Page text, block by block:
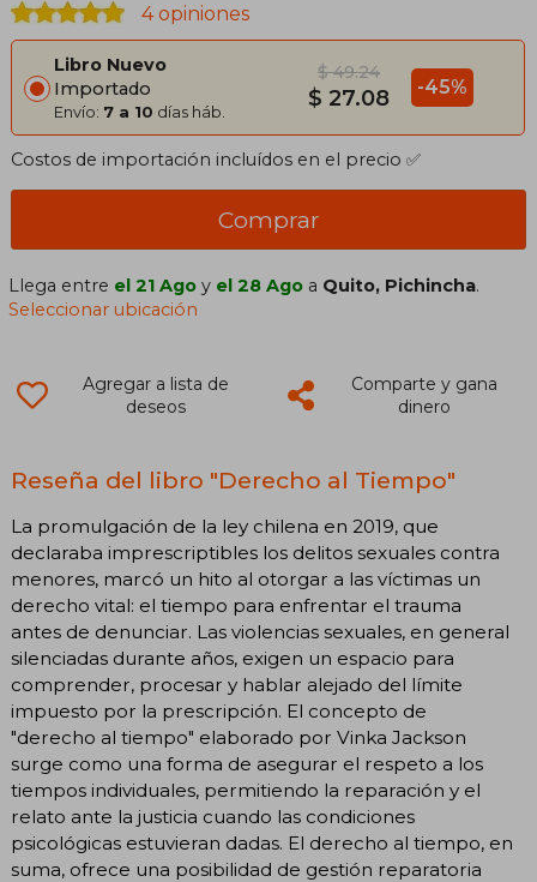
4 opiniones
Libro Nuevo
Importado
Envío: 7 a 10 días háb.
$ 49.24
$ 27.08 -45%
Costos de importación incluídos en el precio ✅
Comprar
Llega entre el 21 Ago y el 28 Ago a Quito, Pichincha.
Seleccionar ubicación
Agregar a lista de
deseos
Comparte y gana
dinero
Reseña del libro "Derecho al Tiempo"
La promulgación de la ley chilena en 2019, que
declaraba imprescriptibles los delitos sexuales contra
menores, marcó un hito al otorgar a las víctimas un
derecho vital: el tiempo para enfrentar el trauma
antes de denunciar. Las violencias sexuales, en general
silenciadas durante años, exigen un espacio para
comprender, procesar y hablar alejado del límite
impuesto por la prescripción. El concepto de
"derecho al tiempo" elaborado por Vinka Jackson
surge como una forma de asegurar el respeto a los
tiempos individuales, permitiendo la reparación y el
relato ante la justicia cuando las condiciones
psicológicas estuvieran dadas. El derecho al tiempo, en
suma, ofrece una posibilidad de gestión reparatoria